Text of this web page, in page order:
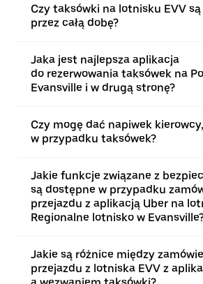
Czy taksówki na lotnisku EVV
przez całą dobę?
Jaka jest najlepsza aplikacja
do rezerwowania taksówek na
Evansville i w drugą stronę?
Czy mogę dać napiwek
w przypadku taksówek?
Jakie funkcje związane z
są dostępne w przypadku
przejazdu z aplikacją Uber na
Regionalne lotnisko w
Jakie są różnice między
przejazdu z lotniska EVV z